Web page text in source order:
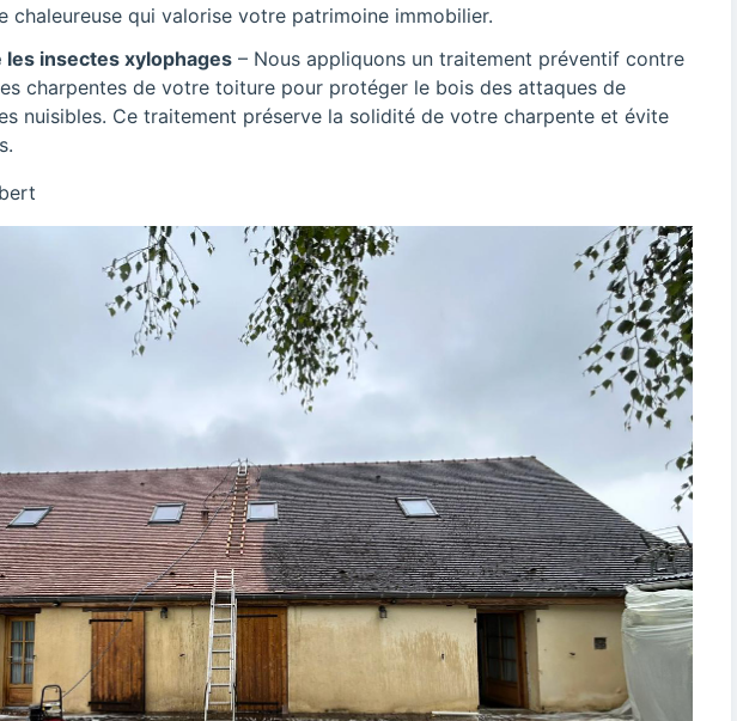
chaleureuse qui valorise votre patrimoine immobilier.
insectes xylophages– Nous appliquons un traitement préventif contre
charpentes de votre toiture pour protéger le bois des attaques de
nuisibles. Ce traitement préserve la solidité de votre charpente et évite